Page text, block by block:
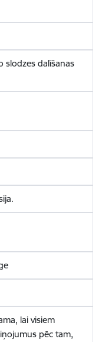
slodzes dalīšanas
lai visiem
pēc tam,